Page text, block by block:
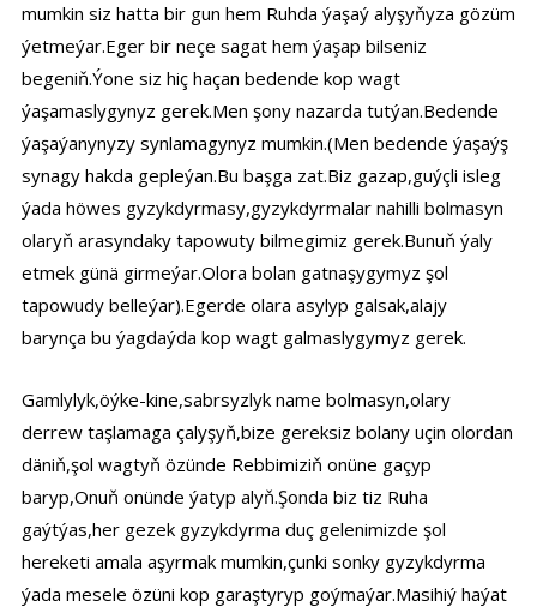
mumkin siz hatta bir gun hem Ruhda ýaşaý alyşyňyza gözüm
ýetmeýar.Eger bir neçe sagat hem ýaşap bilseniz
begeniň.Ýone siz hiç haçan bedende kop wagt
ýaşamaslygynyz gerek.Men şony nazarda tutýan.Bedende
ýaşaýanynyzy synlamagynyz mumkin.(Men bedende ýaşaýş
synagy hakda gepleýan.Bu başga zat.Biz gazap,guýçli isleg
ýada höwes gyzykdyrmasy,gyzykdyrmalar nahilli bolmasyn
olaryň arasyndaky tapowuty bilmegimiz gerek.Bunuň ýaly
etmek günä girmeýar.Olora bolan gatnaşygymyz şol
tapowudy belleýar).Egerde olara asylyp galsak,alajy
barynça bu ýagdaýda kop wagt galmaslygymyz gerek.
Gamlylyk,öýke-kine,sabrsyzlyk name bolmasyn,olary
derrew taşlamaga çalyşyň,bize gereksiz bolany uçin olordan
däniň,şol wagtyň özünde Rebbimiziň onüne gaçyp
baryp,Onuň onünde ýatyp alyň.Şonda biz tiz Ruha
gaýtýas,her gezek gyzykdyrma duç gelenimizde şol
hereketi amala aşyrmak mumkin,çunki sonky gyzykdyrma
ýada mesele özüni kop garaştyryp goýmaýar.Masihiý haýat